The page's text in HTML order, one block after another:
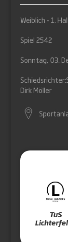
Weiblich - 1.
Spiel 2542
Sonntag, 03.
Schiedsrichter:
Dirk Möller
TuS